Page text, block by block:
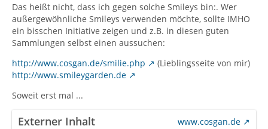
Das heißt nicht, dass ich gegen solche Smileys bin:. Wer
außergewöhnliche Smileys verwenden möchte, sollte IMHO
ein bisschen Initiative zeigen und z.B. in diesen guten
Sammlungen selbst einen aussuchen:
http://www.cosgan.de/smilie.php
(Lieblingsseite von mir)
http://www.smileygarden.de
Soweit erst mal ...
Externer Inhalt
www.cosgan.de